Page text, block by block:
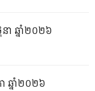
ា ឆ្នាំ២០២៦
ឆ្នាំ២០២៦